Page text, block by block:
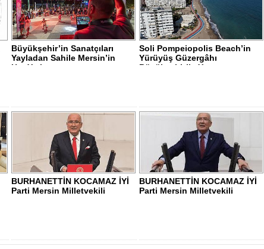
Büyükşehir’in Sanatçıları
Yayladan Sahile Mersin’in
Her Yeri..
Soli Pompeiopolis Beach’in
Yürüyüş Güzergâhı
Büyükşehir’le Y..
BURHANETTİN KOCAMAZ İYİ
Parti Mersin Milletvekili
BURHANETTİN KOCAMAZ İYİ
Parti Mersin Milletvekili